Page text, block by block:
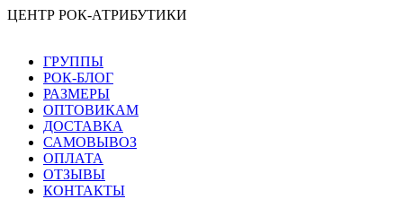
ЦЕНТР РОК-АТРИБУТИКИ
ГРУППЫ
РОК-БЛОГ
РАЗМЕРЫ
ОПТОВИКАМ
ДОСТАВКА
САМОВЫВОЗ
ОПЛАТА
ОТЗЫВЫ
КОНТАКТЫ